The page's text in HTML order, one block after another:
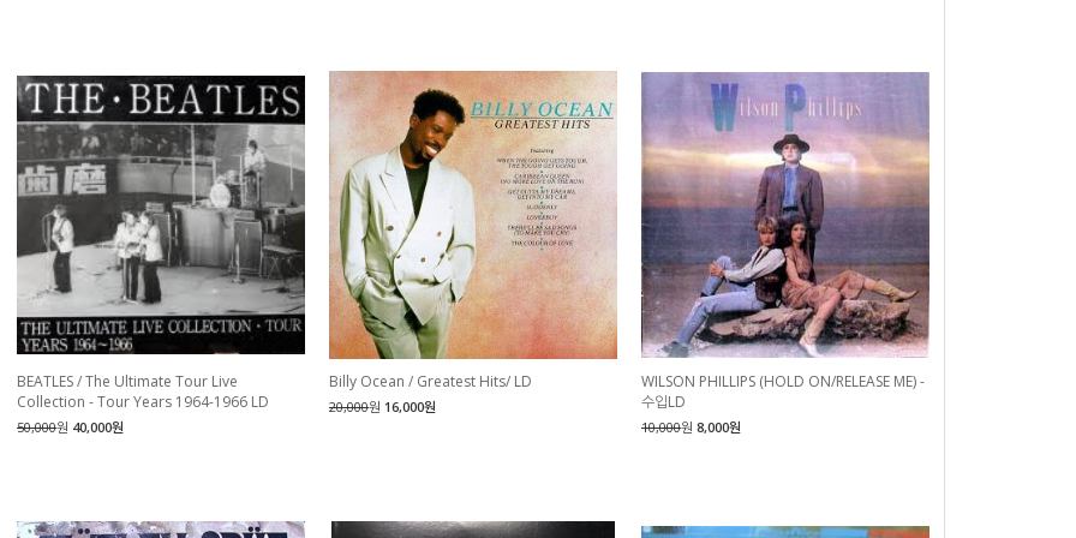
BEATLES / The Ultimate Tour Live
Collection - Tour Years 1964-1966 LD
50,000원 40,000원
Billy Ocean / Greatest Hits/ LD
20,000원 16,000원
WILSON PHILLIPS (HOLD ON/RELEASE ME) -
수입LD
10,000원 8,000원